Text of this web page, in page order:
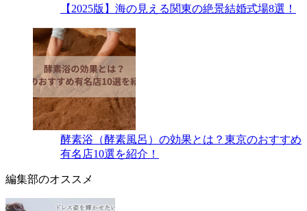
【2025版】海の見える関東の絶景結婚式場8選！
酵素浴（酵素風呂）の効果とは？東京のおすすめ
有名店10選を紹介！
編集部のオススメ